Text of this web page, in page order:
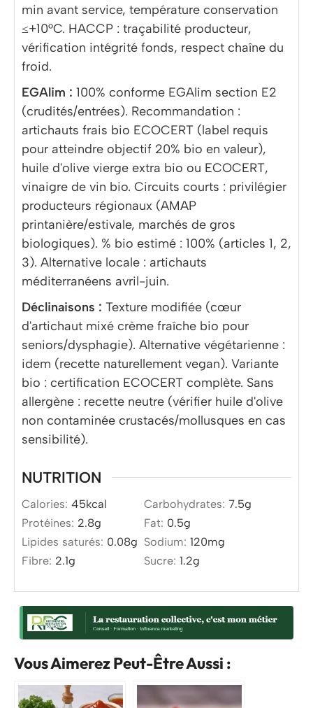
min avant service, température conservation
≤+10°C. HACCP : traçabilité producteur,
vérification intégrité fonds, respect chaîne du
froid.
EGAlim : 100% conforme EGAlim section E2
(crudités/entrées). Recommandation :
artichauts frais bio ECOCERT (label requis
pour atteindre objectif 20% bio en valeur),
huile d'olive vierge extra bio ou ECOCERT,
vinaigre de vin bio. Circuits courts : privilégier
producteurs régionaux (AMAP
printanière/estivale, marchés de gros
biologiques). % bio estimé : 100% (articles 1, 2,
3). Alternative locale : artichauts
méditerranéens avril-juin.
Déclinaisons : Texture modifiée (cœur
d'artichaut mixé crème fraîche bio pour
seniors/dysphagie). Alternative végétarienne :
idem (recette naturellement vegan). Variante
bio : certification ECOCERT complète. Sans
allergène : recette neutre (vérifier huile d'olive
non contaminée crustacés/mollusques en cas
sensibilité).
NUTRITION
Calories: 45kcal Carbohydrates: 7.5g
Protéines: 2.8g Fat: 0.5g
Lipides saturés: 0.08g Sodium: 120mg
Fibre: 2.1g Sucre: 1.2g
Vous Aimerez Peut-Être Aussi :